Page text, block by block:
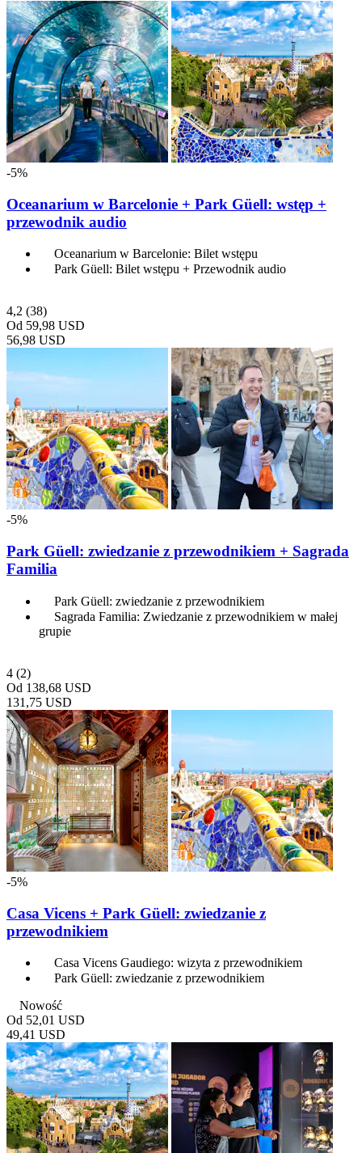
-5%
Oceanarium w Barcelonie + Park Güell: wstęp +
przewodnik audio
Oceanarium w Barcelonie: Bilet wstępu
Park Güell: Bilet wstępu + Przewodnik audio
4,2 (38)
Od 59,98 USD
56,98 USD
-5%
Park Güell: zwiedzanie z przewodnikiem + Sagrada
Familia
Park Güell: zwiedzanie z przewodnikiem
Sagrada Familia: Zwiedzanie z przewodnikiem w małej
grupie
4 (2)
Od 138,68 USD
131,75 USD
-5%
Casa Vicens + Park Güell: zwiedzanie z
przewodnikiem
Casa Vicens Gaudiego: wizyta z przewodnikiem
Park Güell: zwiedzanie z przewodnikiem
Nowość
Od 52,01 USD
49,41 USD